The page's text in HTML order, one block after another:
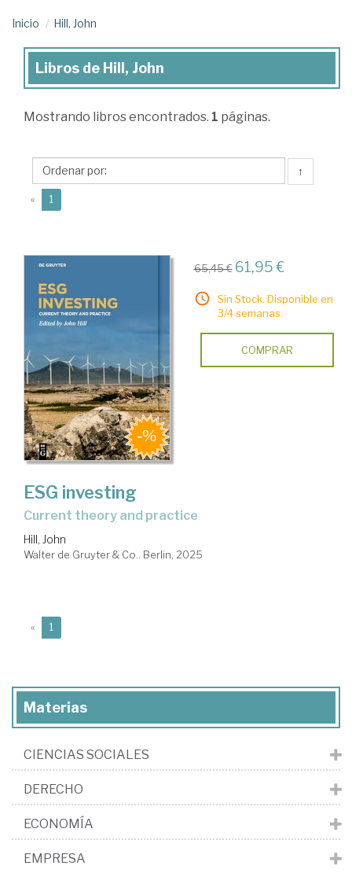
Inicio Hill, John
Libros
Hill,
Libros de Hill, John
Mostrando libros encontrados. 1 páginas.
↑
« 1
65,45 € 61,95 €
Sin Stock. Disponible en
3/4 semanas.
COMPRAR
ESG investing
current theory and practice
Hill, John
Walter de Gruyter & Co.. Berlin, 2025
« 1
Materias
CIENCIAS SOCIALES
DERECHO
ECONOMÍA
EMPRESA